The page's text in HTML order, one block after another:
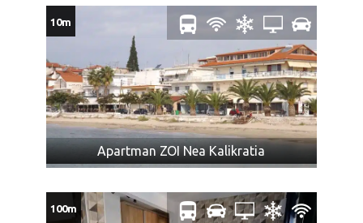
putuje, overenu kod nadležnog organa.
NAPOMENA ZA PRTLJAG:
Cena prevoza obuhvata i prevoz do dva komada ličnog
prtljaga: jedan komad prtljaga koji se pakuje u boks
autobusa, uobičajene veličine, a ukupne težine do 20
kg i jedan mali ručni prtljag – nešto što se može smestiti
u prtljažni deo iznad sedišta ili ispod sedišta u
Mini frižider je brojčano sastavni deo ličnog prtljaga.
Nećemo biti u obavezi da prevezemo prtljag koji prelazi
Apartman ZOI Nea Kalikratia
10m
100m